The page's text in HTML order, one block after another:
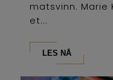
matsvinn.
et...
LES NÅ